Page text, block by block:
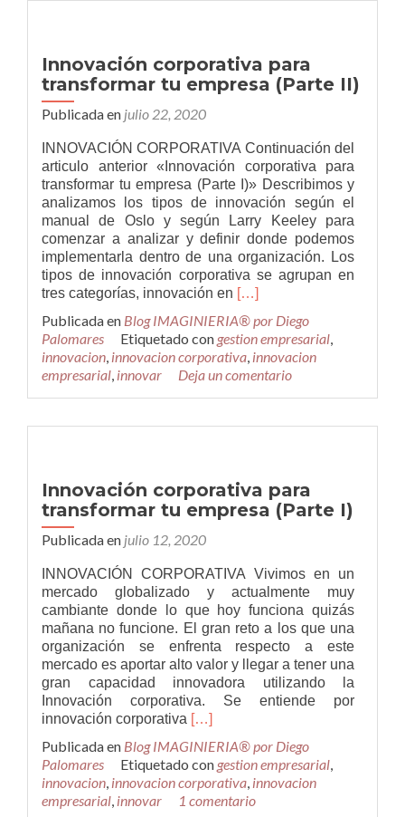
tu
empresa
Innovación corporativa para
transformar tu empresa (Parte II)
Publicada en julio 22, 2020
INNOVACIÓN CORPORATIVA Continuación del
articulo anterior «Innovación corporativa para
transformar tu empresa (Parte I)» Describimos y
analizamos los tipos de innovación según el
manual de Oslo y según Larry Keeley para
comenzar a analizar y definir donde podemos
implementarla dentro de una organización. Los
tipos de innovación corporativa se agrupan en
tres categorías, innovación en Leer
corporativa
para
transformar
tu
empresa
[…]
Publicada en Blog IMAGINIERIA® por Diego
Palomares
Etiquetado con gestion empresarial,
innovacion, innovacion corporativa, innovacion
empresarial, innovar Deja un comentario
Innovación corporativa para
transformar tu empresa (Parte I)
Publicada en julio 12, 2020
INNOVACIÓN CORPORATIVA Vivimos en un
mercado globalizado y actualmente muy
cambiante donde lo que hoy funciona quizás
mañana no funcione. El gran reto a los que una
organización se enfrenta respecto a este
mercado es aportar alto valor y llegar a tener una
gran capacidad innovadora utilizando la
Innovación corporativa. Se entiende por
innovación corporativa Leer
corporativa
para
transformar
tu
[…]
Publicada en Blog IMAGINIERIA® por Diego
Palomares
Etiquetado con gestion empresarial,
innovacion, innovacion corporativa, innovacion
empresarial, innovar 1 comentario